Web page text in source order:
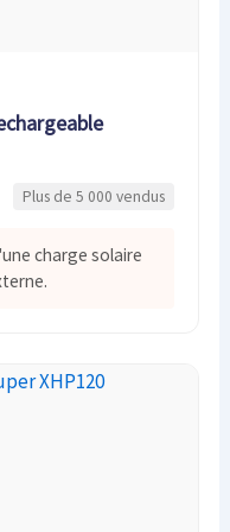
Plus de 5 000 vendus
charge solaire